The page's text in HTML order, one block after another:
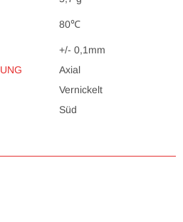
80℃
+/- 0,1mm
Axial
Vernickelt
Süd